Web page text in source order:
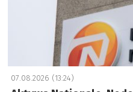
07.08.2026 (13:24)